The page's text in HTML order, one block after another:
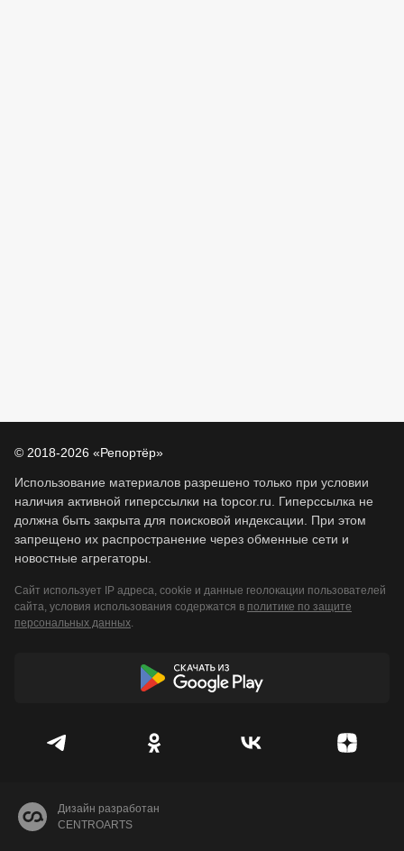
© 2018-2026 «Репортёр»
Использование материалов разрешено только при условии
наличия активной гиперссылки на topcor.ru. Гиперссылка не
должна быть закрыта для поисковой индексации. При этом
запрещено их распространение через обменные сети и
новостные агрегаторы.
Сайт использует IP адреса, cookie и данные геолокации пользователей
сайта, условия использования содержатся в политике по защите
персональных данных.
Дизайн разработан
CENTROARTS